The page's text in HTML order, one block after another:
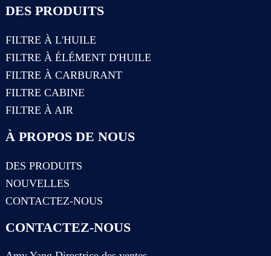
DES PRODUITS
FILTRE À L'HUILE
FILTRE À ÉLÉMENT D'HUILE
FILTRE À CARBURANT
FILTRE CABINE
FILTRE À AIR
À PROPOS DE NOUS
DES PRODUITS
NOUVELLES
CONTACTEZ-NOUS
CONTACTEZ-NOUS